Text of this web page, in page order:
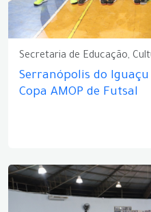
Secretaria de Educação,
Serranópolis do
Copa AMOP de Futsal